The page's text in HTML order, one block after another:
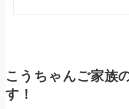
こうちゃんご家族
す！